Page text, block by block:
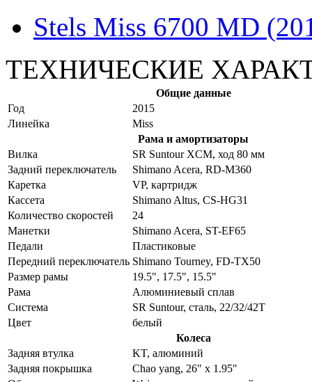
Stels Miss 6700 MD
ТЕХНИЧЕСКИЕ
Общие данные
Год
2015
Линейка
Miss
Рама и амортизаторы
Вилка
SR Suntour XCM, ход 80 мм
Задний переключатель
Shimano Acera, RD-M360
Каретка
VP, картридж
Кассета
Shimano Altus, CS-HG31
Количество скоростей
24
Манетки
Shimano Acera, ST-EF65
Педали
Пластиковые
Передний переключатель Shimano Tourney, FD-TX50
Размер рамы
19.5", 17.5", 15.5"
Рама
Алюминиевый сплав
Система
SR Suntour, сталь, 22/32/42T
Цвет
белый
Колеса
Задняя втулка
KT, алюминий
Задняя покрышка
Chao yang, 26" x 1.95"